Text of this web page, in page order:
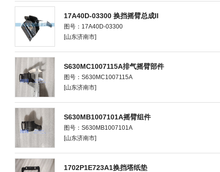
17A40D-03300 换挡摇臂总成II
图号：17A40D-03300
[山东济南市]
S630MC1007115A排气摇臂部件
图号：S630MC1007115A
[山东济南市]
S630MB1007101A摇臂组件
图号：S630MB1007101A
[山东济南市]
1702P1E723A1换挡塔纸垫